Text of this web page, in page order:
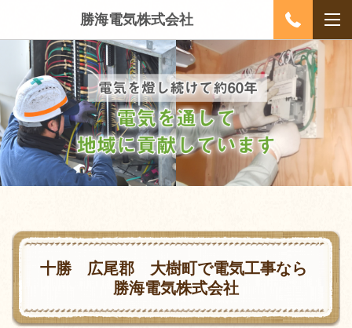
勝海電気株式会社
十勝 広尾郡 大樹町で電気工事なら
勝海電気株式会社